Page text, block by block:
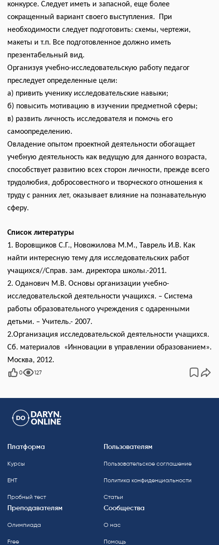
конкурсе. Следует иметь и запасной, еще более
сокращенный вариант своего выступления. При
необходимости следует подготовить: схемы, чертежи,
макеты и т.п. Все подготовленное должно иметь
презентабельный вид.
Организуя учебно-исследовательскую работу педагог
преследует определенные цели:
а) привить ученику исследовательские навыки;
б) повысить мотивацию в изучении предметной сферы;
в) развить личность исследователя и помочь его
самоопределению.
Овладение опытом проектной деятельности обогащает
учебную деятельность как ведущую для данного возраста,
способствует развитию всех сторон личности, прежде всего
трудолюбия, добросовестного и творческого отношения к
труду с ранних лет, оказывает влияние на познавательную
сферу.
Список литературы
1. Воровщиков С.Г., Новожилова М.М., Таврель И.В. Как
найти интересную тему для исследовательских работ
учащихся//Справ. зам. директора школы.-2011.
2. Оданович М.В. Основы организации учебно-
исследовательской деятельности учащихся. – Система
работы образовательного учреждения с одаренными
детьми. – Учитель.- 2007.
2.Организация исследовательской деятельности учащихся.
Сб. материалов «Инновации в управлении образованием».
Москва, 2012.
0 127
Платформа
Курсы
ЕНТ
Пробный тест
Пользователям
Пользовательское соглашение
Политика конфиденциальности
Статьи
Преподавателям
Олимпиада
Free
Сообщества
О нас
Помощь